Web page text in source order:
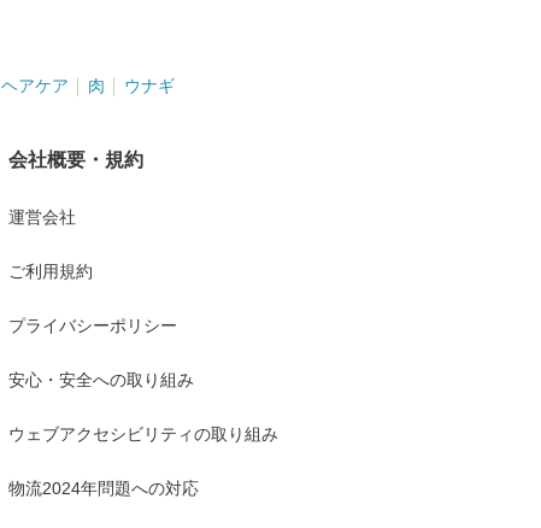
ヘアケア 肉 ウナギ
会社概要・規約
運営会社
ご利用規約
プライバシーポリシー
安心・安全への取り組み
ウェブアクセシビリティの取り組み
物流2024年問題への対応